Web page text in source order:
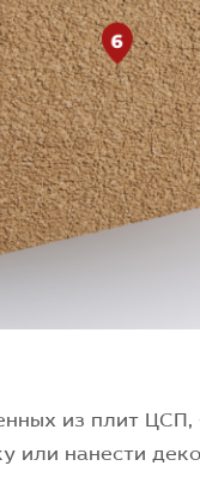
из плит
или нанести